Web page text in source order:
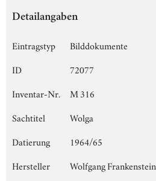
Detailangaben
Eintragstyp
Bilddokumente
ID
72077
Inventar-Nr.
M 316
Sachtitel
Wolga
Datierung
1964/65
Hersteller
Wolfgang Frankenstein